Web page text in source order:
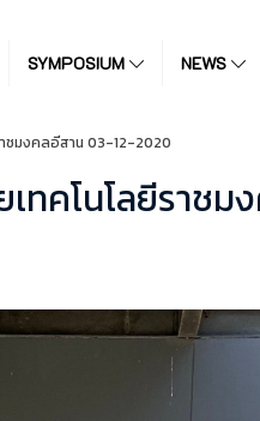
SYMPOSIUM NEWS
ชมงคลอีสาน 03-12-2020
ทคโนโลยีราชม